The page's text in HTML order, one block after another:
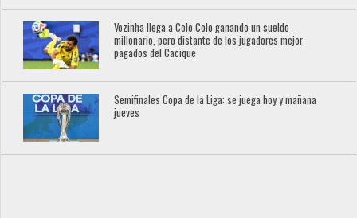
Vozinha llega a Colo Colo ganando un sueldo
millonario, pero distante de los jugadores mejor
pagados del Cacique
Semifinales Copa de la Liga: se juega hoy y mañana
jueves